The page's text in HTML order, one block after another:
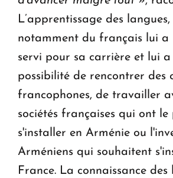
L’apprentissage des
notamment du français lui a
servi pour sa carrière et lui
possibilité de rencontrer des
francophones, de travailler
sociétés françaises qui ont
s'installer en Arménie ou
Arméniens qui souhaitent
France. La connaissance des